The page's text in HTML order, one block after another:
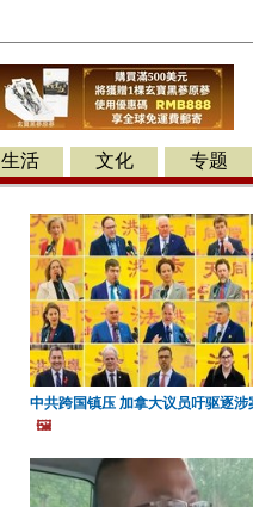
生活 文化 专题
中共跨国镇压 加拿大议员吁驱逐涉
🖼️